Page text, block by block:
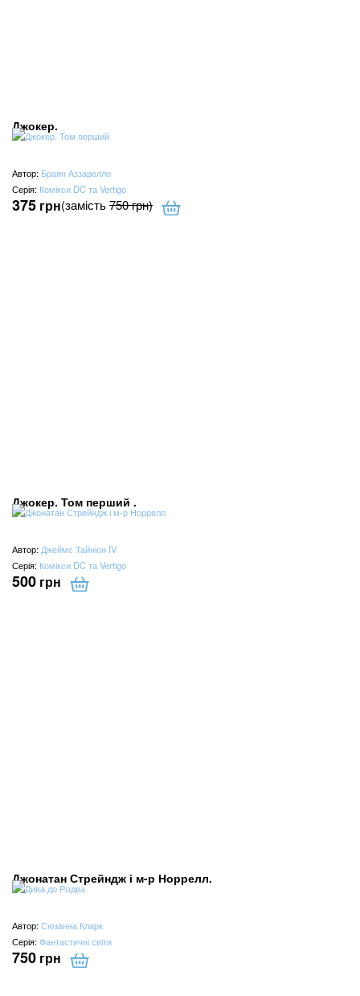
Джокер.
Автор: Браян Аззарелло
Серія: Комікси DC та Vertigo
375 грн(замість750грн)
Джокер. Том перший .
Автор: Джеймс Тайніон IV
Серія: Комікси DC та Vertigo
500 грн
Джонатан Стрейндж і м-р Норрелл.
Автор:Сюзанна Кларк
Серія:Фантастичні світи
750 грн